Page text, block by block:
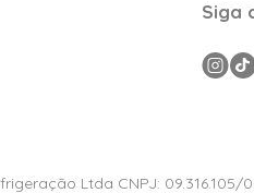
Siga
Ltda CNPJ: